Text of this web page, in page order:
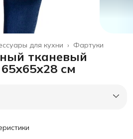
Фартуки
для кухни ›
тканевый
см